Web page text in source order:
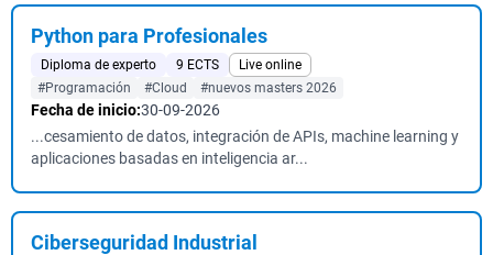
Python para Profesionales
Diploma de experto 9 ECTS
Live online
#Programación
#Cloud #nuevos masters 2026
Fecha de inicio:30-09-2026
...cesamiento de datos, integración de APIs, machine learning y
aplicaciones basadas en inteligencia ar...
Ciberseguridad Industrial